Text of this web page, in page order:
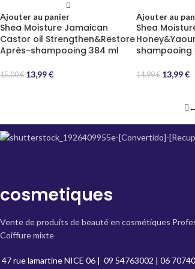
Ajouter au panier
Shea Moisture Jamaican
Castor oil Strengthen&Restore
Après-shampooing 384 ml
15,00€ 13,99€
Ajouter au
Shea
shampooing
14,99€ 13,99€
cosmetiques
Vente de produits de beauté en cosmétiques
Coiffure mixte
47 rue lamartine NICE 06 | 09 54763002 | 06